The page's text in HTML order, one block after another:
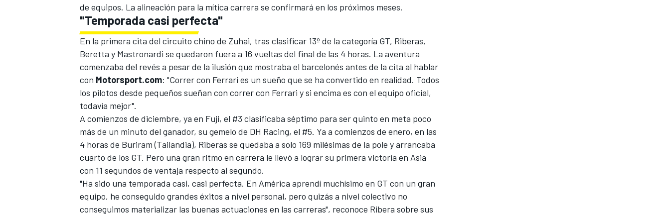
MÁS CATEGORÍAS
de equipos. La alineación para la mítica carrera se confirmará en los próximos meses.
"Temporada casi perfecta"
En la primera cita del circuito chino de Zuhai, tras clasificar 13º de la categoría GT, Riberas,
Beretta y Mastronardi se quedaron fuera a 16 vueltas del final de las 4 horas. La aventura
comenzaba del revés a pesar de la ilusión que mostraba el barcelonés antes de la cita al hablar
con Motorsport.com: "Correr con Ferrari es un sueño que se ha convertido en realidad. Todos
los pilotos desde pequeños sueñan con correr con Ferrari y si encima es con el equipo oficial,
todavía mejor".
A comienzos de diciembre, ya en Fuji, el #3 clasificaba séptimo para ser quinto en meta poco
más de un minuto del ganador, su gemelo de DH Racing, el #5. Ya a comienzos de enero, en las
4 horas de Buriram (Tailandia), Riberas se quedaba a solo 169 milésimas de la pole y arrancaba
cuarto de los GT. Pero una gran ritmo en carrera le llevó a lograr su primera victoria en Asia
con 11 segundos de ventaja respecto al segundo.
"Ha sido una temporada casi, casi perfecta. En América aprendí muchísimo en GT con un gran
equipo, he conseguido grandes éxitos a nivel personal, pero quizás a nivel colectivo no
conseguimos materializar las buenas actuaciones en las carreras", reconoce Ribera sobre sus